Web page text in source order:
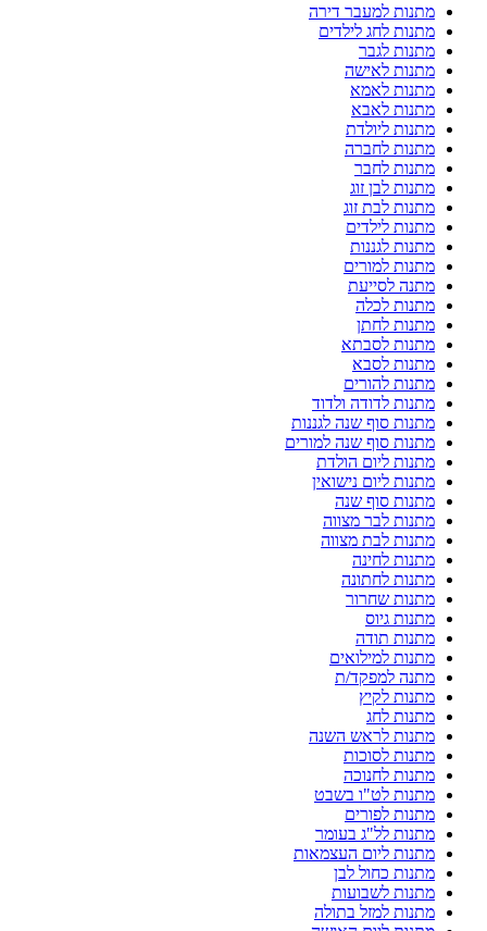
מתנות למעבר דירה
מתנות לחג לילדים
מתנות לגבר
מתנות לאישה
מתנות לאמא
מתנות לאבא
מתנות ליולדת
מתנות לחברה
מתנות לחבר
מתנות לבן זוג
מתנות לבת זוג
מתנות לילדים
מתנות לגננות
מתנות למורים
מתנה לסייעת
מתנות לכלה
מתנות לחתן
מתנות לסבתא
מתנות לסבא
מתנות להורים
מתנות לדודה ולדוד
מתנות סוף שנה לגננות
מתנות סוף שנה למורים
מתנות ליום הולדת
מתנות ליום נישואין
מתנות סוף שנה
מתנות לבר מצווה
מתנות לבת מצווה
מתנות לחינה
מתנות לחתונה
מתנות שחרור
מתנות גיוס
מתנות תודה
מתנות למילואים
מתנה למפקד/ת
מתנות לקיץ
מתנות לחג
מתנות לראש השנה
מתנות לסוכות
מתנות לחנוכה
מתנות לט"ו בשבט
מתנות לפורים
מתנות לל"ג בעומר
מתנות ליום העצמאות
מתנות כחול לבן
מתנות לשבועות
מתנות למזל בתולה